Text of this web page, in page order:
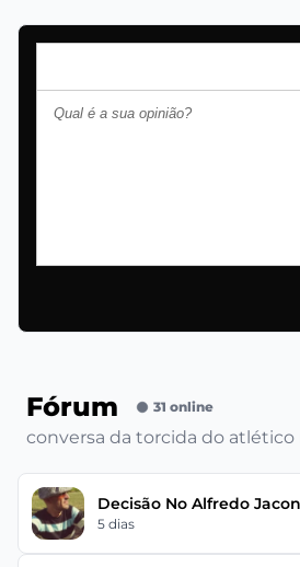
Fórum 31 online
conversa da torcida do
Decisão No Alfredo
5 dias